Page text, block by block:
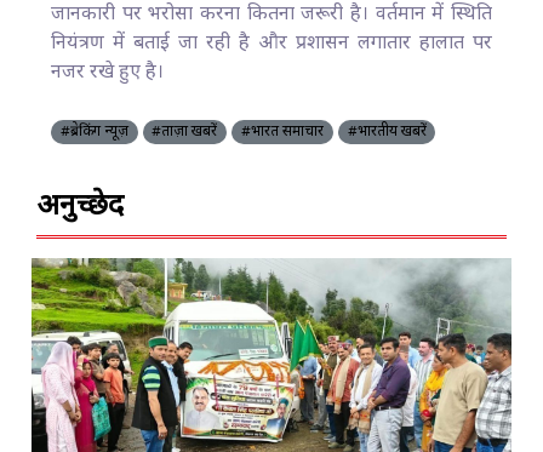
जानकारी पर भरोसा करना कितना जरूरी है। वर्तमान में स्थिति
नियंत्रण में बताई जा रही है और प्रशासन लगातार हालात पर
नजर रखे हुए है।
#ब्रेकिंग न्यूज़ #ताज़ा खबरें #भारत समाचार #भारतीय खबरें
अनुच्छेद